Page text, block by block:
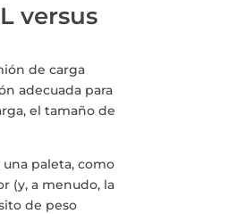
versus
de carga
adecuada para
el tamaño de
paleta, como
(y, a menudo, la
de peso